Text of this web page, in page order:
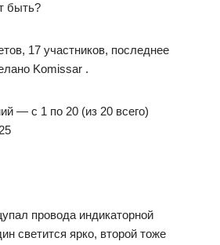
быть?
17 участников, последнее
Komissar .
— с 1 по 20 (из 20 всего)
провода индикаторной
светится ярко, второй тоже